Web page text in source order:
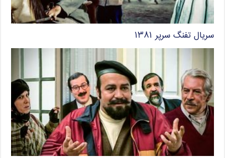
سریال تفنگ سرپر ۱۳۸۱